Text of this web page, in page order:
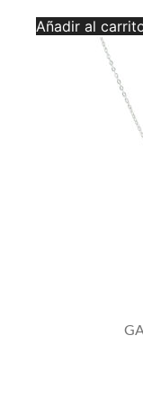
GARGANTILLA
OSO
Añadir al